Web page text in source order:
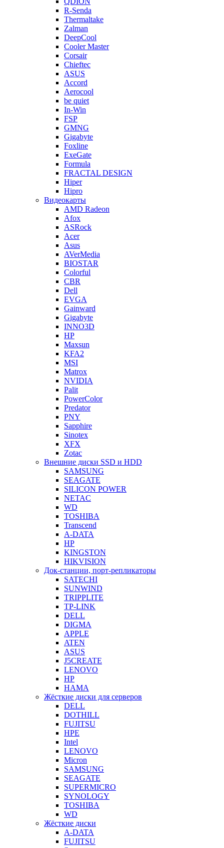
R-Senda
Thermaltake
Zalman
DeepCool
Cooler Master
Corsair
Chieftec
ASUS
Accord
Aerocool
be quiet
In-Win
FSP
GMNG
Gigabyte
Foxline
ExeGate
Formula
FRACTAL DESIGN
Hiper
Hipro
Видеокарты
AMD Radeon
Afox
ASRock
Acer
Asus
AVerMedia
BIOSTAR
Colorful
CBR
Dell
EVGA
Gainward
Gigabyte
INNO3D
HP
Maxsun
KFA2
MSI
Matrox
NVIDIA
Palit
PowerColor
Predator
PNY
Sapphire
Sinotex
XFX
Zotac
Внешние диски SSD и HDD
SAMSUNG
SEAGATE
SILICON POWER
NETAC
WD
TOSHIBA
Transcend
A-DATA
HP
KINGSTON
HIKVISION
Док-станции, порт-репликаторы
SATECHI
SUNWIND
TRIPPLITE
TP-LINK
DELL
DIGMA
APPLE
ATEN
ASUS
J5CREATE
LENOVO
HP
HAMA
Жёсткие диски для серверов
DELL
DOTHILL
FUJITSU
HPE
Intel
LENOVO
Micron
SAMSUNG
SEAGATE
SUPERMICRO
SYNOLOGY
TOSHIBA
WD
Жёсткие диски
A-DATA
FUJITSU